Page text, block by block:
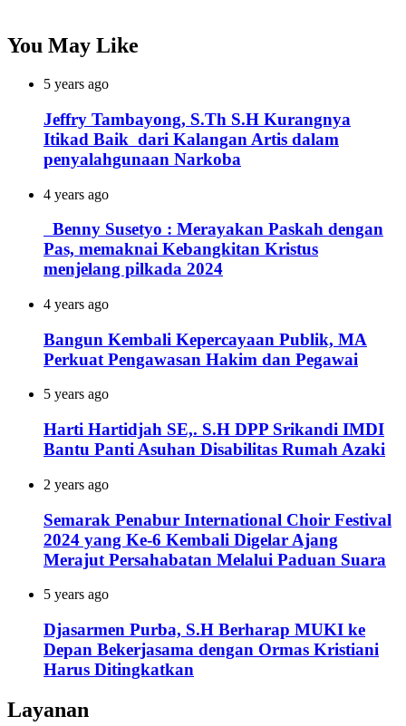
You May Like
5 years ago
Jeffry Tambayong, S.Th S.H Kurangnya
Itikad Baik dari Kalangan Artis dalam
penyalahgunaan Narkoba
4 years ago
Benny Susetyo : Merayakan Paskah dengan
Pas, memaknai Kebangkitan Kristus
menjelang pilkada 2024
4 years ago
Bangun Kembali Kepercayaan Publik, MA
Perkuat Pengawasan Hakim dan Pegawai
5 years ago
Harti Hartidjah SE,. S.H DPP Srikandi IMDI
Bantu Panti Asuhan Disabilitas Rumah Azaki
2 years ago
Semarak Penabur International Choir Festival
2024 yang Ke-6 Kembali Digelar Ajang
Merajut Persahabatan Melalui Paduan Suara
5 years ago
Djasarmen Purba, S.H Berharap MUKI ke
Depan Bekerjasama dengan Ormas Kristiani
Harus Ditingkatkan
Layanan